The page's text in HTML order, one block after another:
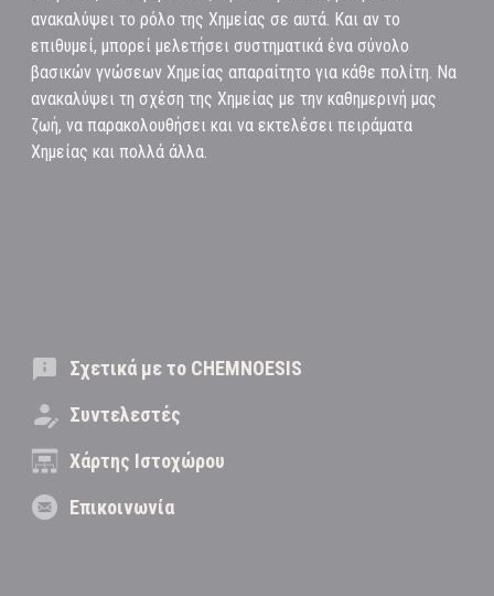
ανακαλύψει το ρόλο της Χημείας σε αυτά. Και αν το
επιθυμεί, μπορεί μελετήσει συστηματικά ένα σύνολο
βασικών γνώσεων Χημείας απαραίτητο για κάθε πολίτη. Να
ανακαλύψει τη σχέση της Χημείας με την καθημερινή μας
ζωή, να παρακολουθήσει και να εκτελέσει πειράματα
Χημείας και πολλά άλλα.
Σχετικά με το CHEMNOESIS
Συντελεστές
Χάρτης Ιστοχώρου
Επικοινωνία